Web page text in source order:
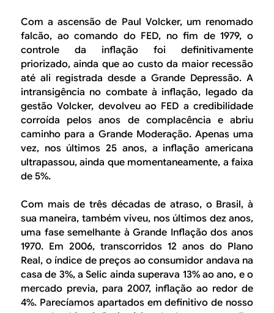
Com a ascensão de Paul Volcker, um renomado
falcão, ao comando do FED, no fim de 1979, o
controle da inflação foi definitivamente
priorizado, ainda que ao custo da maior recessão
até ali registrada desde a Grande Depressão. A
intransigência no combate à inflação, legado da
gestão Volcker, devolveu ao FED a credibilidade
corroída pelos anos de complacência e abriu
caminho para a Grande Moderação. Apenas uma
vez, nos últimos 25 anos, a inflação americana
ultrapassou, ainda que momentaneamente, a faixa
de 5%.
Com mais de três décadas de atraso, o Brasil, à
sua maneira, também viveu, nos últimos dez anos,
uma fase semelhante à Grande Inflação dos anos
1970. Em 2006, transcorridos 12 anos do Plano
Real, o índice de preços ao consumidor andava na
casa de 3%, a Selic ainda superava 13% ao ano, e o
mercado previa, para 2007, inflação ao redor de
4%. Parecíamos apartados em definitivo de nosso